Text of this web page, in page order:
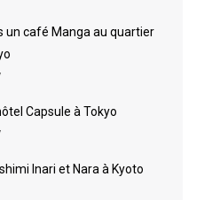
un café Manga au quartier
Capsule à Tokyo
Inari et Nara à Kyoto